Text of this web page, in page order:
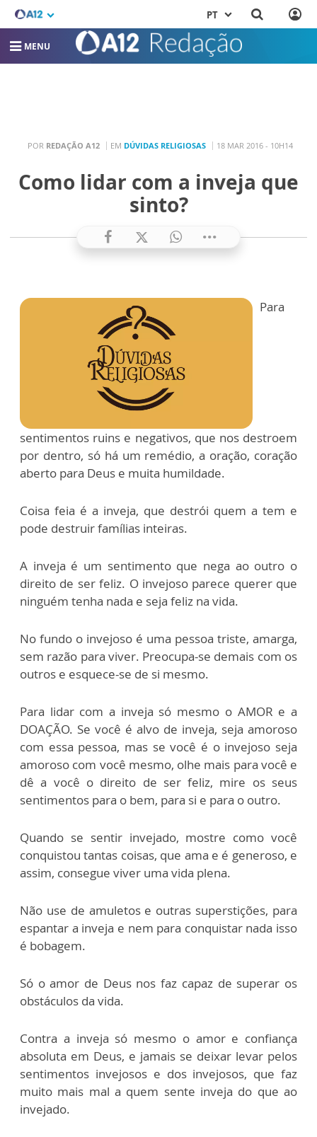
PT
MENU
POR REDAÇÃO A12 EM DÚVIDAS RELIGIOSAS 18 MAR 2016 - 10H14
Como lidar com a inveja que
sinto?
Para
sentimentos ruins e negativos, que nos destroem
por dentro, só há um remédio, a oração, coração
aberto para Deus e muita humildade.
Coisa feia é a inveja, que destrói quem a tem e
pode destruir famílias inteiras.
A inveja é um sentimento que nega ao outro o
direito de ser feliz. O invejoso parece querer que
ninguém tenha nada e seja feliz na vida.
No fundo o invejoso é uma pessoa triste, amarga,
sem razão para viver. Preocupa-se demais com os
outros e esquece-se de si mesmo.
Para lidar com a inveja só mesmo o AMOR e a
DOAÇÃO. Se você é alvo de inveja, seja amoroso
com essa pessoa, mas se você é o invejoso seja
amoroso com você mesmo, olhe mais para você e
dê a você o direito de ser feliz, mire os seus
sentimentos para o bem, para si e para o outro.
Quando se sentir invejado, mostre como você
conquistou tantas coisas, que ama e é generoso, e
assim, consegue viver uma vida plena.
Não use de amuletos e outras superstições, para
espantar a inveja e nem para conquistar nada isso
é bobagem.
Só o amor de Deus nos faz capaz de superar os
obstáculos da vida.
Contra a inveja só mesmo o amor e confiança
absoluta em Deus, e jamais se deixar levar pelos
sentimentos invejosos e dos invejosos, que faz
muito mais mal a quem sente inveja do que ao
invejado.